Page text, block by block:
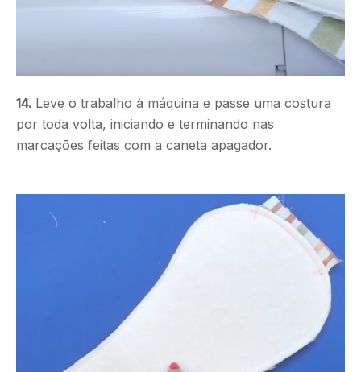
14. Leve o trabalho à máquina e passe uma costura
por toda volta, iniciando e terminando nas
marcações feitas com a caneta apagador.